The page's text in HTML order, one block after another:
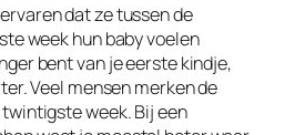
dat ze tussen de
week hun baby voelen
bent van je eerste kindje,
Veel mensen merken de
week. Bij een